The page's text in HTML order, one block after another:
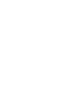
und ggf. ein
jederzeit an uns
Daten